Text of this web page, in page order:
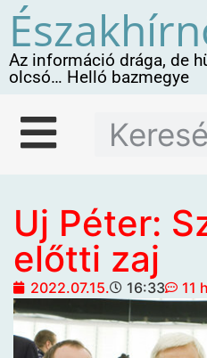
Az információ drága, de
olcsó… Helló bazmegye
Uj Péter:
előtti zaj
2022.07.15. 16:33 11